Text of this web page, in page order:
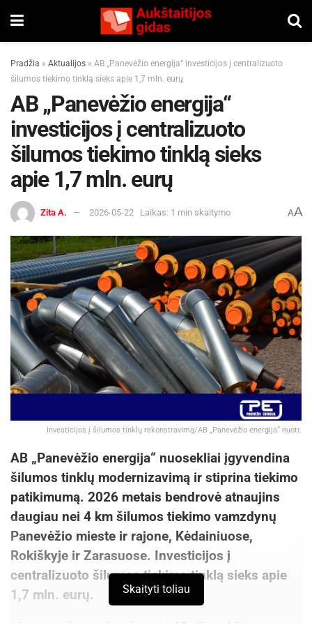
Pradžia » Aktualijos » AB „Panevėžio energija“ investicijos į centralizuoto
šilumos tiekimo tinklą sieks apie 1,7 mln. eurų
AB „Panevėžio energija“
investicijos į centralizuoto
šilumos tiekimo tinklą sieks
apie 1,7 mln. eurų
Zita A. 2026-05-22 Laikas: 1 min skaitymo AA
Investicijos į šilumos tinklų rekonstravimą/AB „Panevėžio energija“ nuotr.
AB „Panevėžio energija“ nuosekliai įgyvendina
šilumos tinklų modernizavimą ir stiprina tiekimo
patikimumą. 2026 metais bendrovė atnaujins
daugiau nei 4 km šilumos tiekimo vamzdynų
Panevėžio mieste ir rajone, Kėdainiuose,
Rokiškyje ir Zarasuose. Investicijos į
centralizuoto šilumos tiekimo tinklą sieks apie
1,7 mln. eurų.
Skaityti toliau